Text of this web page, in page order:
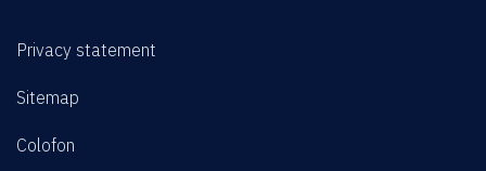
Privacy statement
Sitemap
Colofon